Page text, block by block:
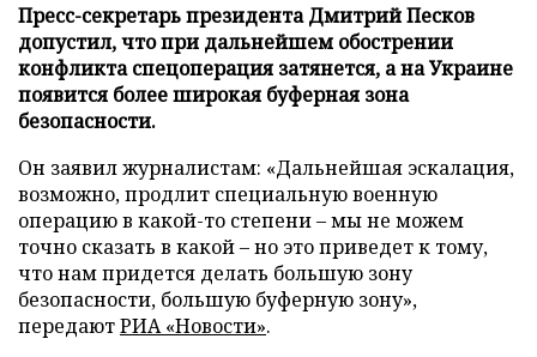
Пресс-секретарь президента Дмитрий Песков
допустил, что при дальнейшем обострении
конфликта спецоперация затянется, а на Украине
появится более широкая буферная зона
безопасности.
Он заявил журналистам: «Дальнейшая эскалация,
возможно, продлит специальную военную
операцию в какой-то степени – мы не можем
точно сказать в какой – но это приведет к тому,
что нам придется делать большую зону
безопасности, большую буферную зону»,
передаютРИА «Новости».